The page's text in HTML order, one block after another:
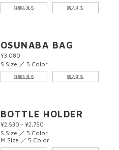
詳細を見る 購入する
OSUNABA BAG
¥3,080
S Size ／ 5 Color
詳細を見る 購入する
BOTTLE HOLDER
¥2,530 - ¥2,750
S Size ／ 5 Color
M Size ／ 5 Color